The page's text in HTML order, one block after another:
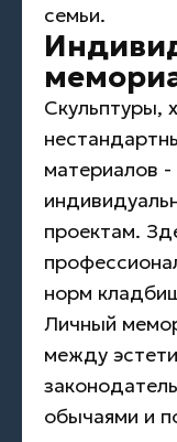
семьи.
Скульптуры,
материалов -
проектам.
норм
Личный
между
обычаями и